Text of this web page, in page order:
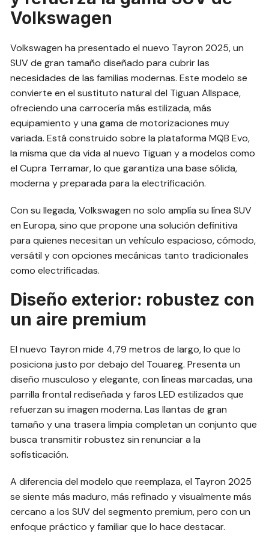
Volkswagen
Volkswagen ha presentado el nuevo Tayron 2025, un
SUV de gran tamaño diseñado para cubrir las
necesidades de las familias modernas. Este modelo se
convierte en el sustituto natural del Tiguan Allspace,
ofreciendo una carrocería más estilizada, más
equipamiento y una gama de motorizaciones muy
variada. Está construido sobre la plataforma MQB Evo,
la misma que da vida al nuevo Tiguan y a modelos como
el Cupra Terramar, lo que garantiza una base sólida,
moderna y preparada para la electrificación.
Con su llegada, Volkswagen no solo amplía su línea SUV
en Europa, sino que propone una solución definitiva
para quienes necesitan un vehículo espacioso, cómodo,
versátil y con opciones mecánicas tanto tradicionales
como electrificadas.
Diseño exterior: robustez con
un aire premium
El nuevo Tayron mide 4,79 metros de largo, lo que lo
posiciona justo por debajo del Touareg. Presenta un
diseño musculoso y elegante, con líneas marcadas, una
parrilla frontal rediseñada y faros LED estilizados que
refuerzan su imagen moderna. Las llantas de gran
tamaño y una trasera limpia completan un conjunto que
busca transmitir robustez sin renunciar a la
sofisticación.
A diferencia del modelo que reemplaza, el Tayron 2025
se siente más maduro, más refinado y visualmente más
cercano a los SUV del segmento premium, pero con un
enfoque práctico y familiar que lo hace destacar.